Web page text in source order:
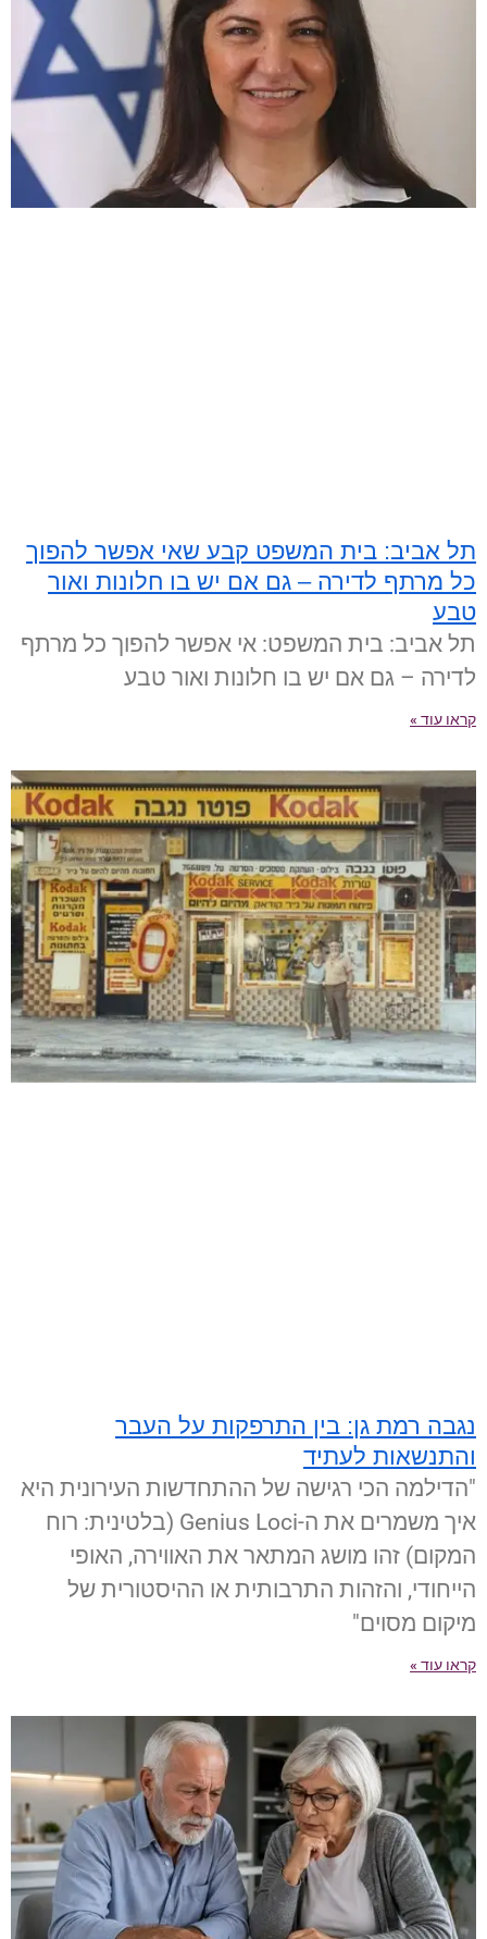
תל אביב: בית המשפט קבע שאי אפשר להפוך
כל מרתף לדירה – גם אם יש בו חלונות ואור
טבע
תל אביב: בית המשפט: אי אפשר להפוך כל מרתף
לדירה – גם אם יש בו חלונות ואור טבע
קראו עוד »
נגבה רמת גן: בין התרפקות על העבר
והתנשאות לעתיד
"הדילמה הכי רגישה של ההתחדשות העירונית היא
איך משמרים את ה-Genius Loci (בלטינית: רוח
המקום) זהו מושג המתאר את האווירה, האופי
הייחודי, והזהות התרבותית או ההיסטורית של
מיקום מסוים"
קראו עוד »